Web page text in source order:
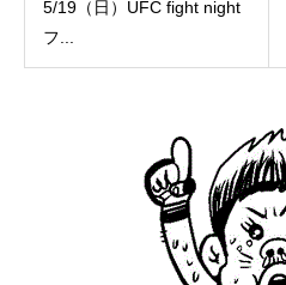
5/19（日）UFC fight night
フ...